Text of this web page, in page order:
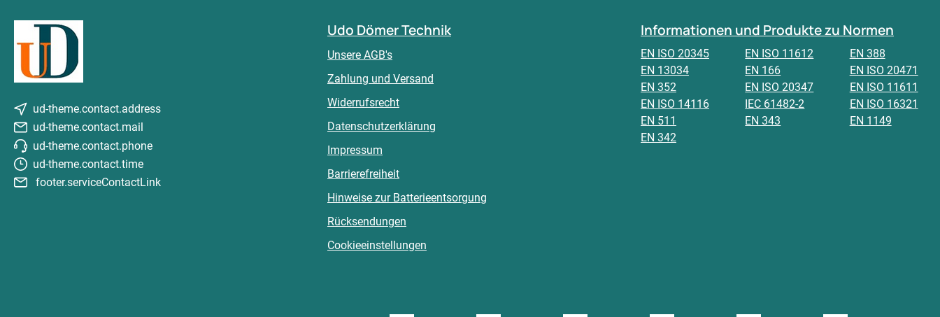
ud-theme.contact.address
ud-theme.contact.mail
ud-theme.contact.phone
ud-theme.contact.time
footer.serviceContactLink
Udo Dömer Technik
Unsere AGB's
Zahlung und Versand
Widerrufsrecht
Datenschutzerklärung
Impressum
Barrierefreiheit
Hinweise zur Batterieentsorgung
Rücksendungen
Cookieeinstellungen
Informationen und Produkte zu Normen
EN ISO 20345 EN ISO 11612
EN 388
EN 13034
EN 166
EN ISO 20471
EN 352
EN ISO 20347
EN ISO 11611
EN ISO 14116
IEC 61482-2
EN ISO 16321
EN 511
EN 343
EN 1149
EN 342